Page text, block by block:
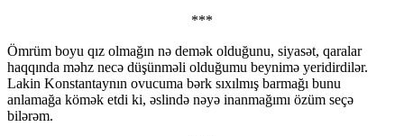
***
Ömrüm boyu qız olmağın nə demək olduğunu, siyasət, qaralar
haqqında məhz necə düşünməli olduğumu beynimə yeridirdilər.
Lakin Konstantaynın ovucuma bərk sıxılmış barmağı bunu
anlamağa kömək etdi ki, əslində nəyə inanmağımı özüm seçə
bilərəm.